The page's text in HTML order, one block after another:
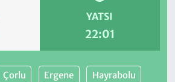
YATSI
22:01
Çorlu Ergene Hayrabolu